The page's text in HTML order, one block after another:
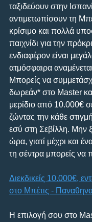
ταξιδεύουν στην
αντιμετωπίσουν τη
κρίσιμο και πολλά
παιχνίδι για την
ενδιαφέρον είναι
ατμόσφαιρα
Μπορείς να
δωρεάν* στο Master
μερίδιο από 10.000€
ζώντας την κάθε
εσύ στη Σεβίλλη. Μην
ώρα, γιατί μέχρι και
τη σέντρα μπορείς να
Διεκδικείς 10.000€,
στο Μπέτις -
Η επιλογή σου στο